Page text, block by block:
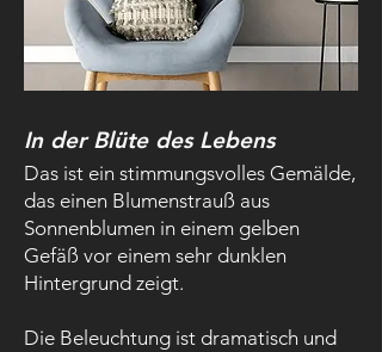
In der Blüte des Lebens
Das ist ein stimmungsvolles Gemälde,
das einen Blumenstrauß aus
Sonnenblumen in einem gelben
Gefäß vor einem sehr dunklen
Hintergrund zeigt.
Die Beleuchtung ist dramatisch und